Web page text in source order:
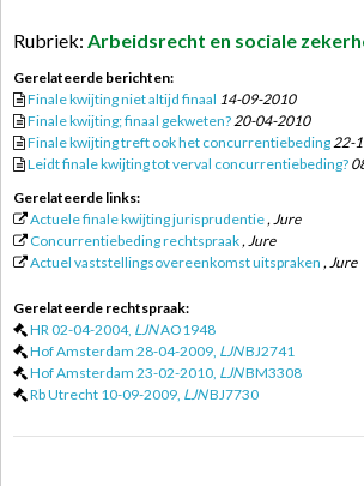
Rubriek: Arbeidsrecht en sociale
Gerelateerde berichten:
Finale kwijting niet altijd finaal 14-09-2010
Finale kwijting; finaal gekweten?20-04-2010
Finale kwijting treft ook het concurrentiebeding22-
Leidt finale kwijting tot verval concurrentiebeding?
Gerelateerde links:
Actuele finale kwijting jurisprudentie, Jure
Concurrentiebeding rechtspraak, Jure
Actuel vaststellingsovereenkomst uitspraken , Jure
Gerelateerde rechtspraak:
HR 02-04-2004, LJNAO1948
Hof Amsterdam 28-04-2009, LJNBJ2741
Hof Amsterdam 23-02-2010, LJNBM3308
Rb Utrecht 10-09-2009, LJNBJ7730